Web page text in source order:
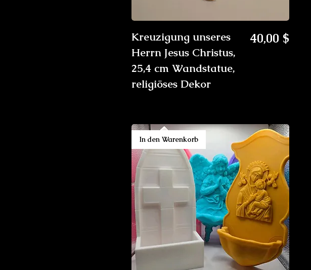
Kreuzigung unseres
Herrn Jesus Christus,
25,4 cm Wandstatue,
religiöses Dekor
Preis
40,00 $
In den Warenkorb